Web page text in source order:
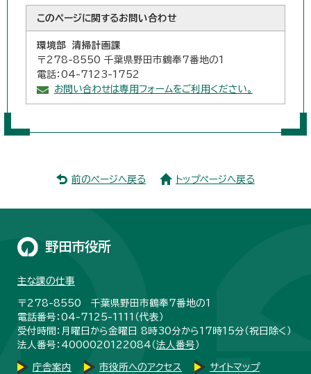
このページに関するお問い合わせ
環境部 清掃計画課
〒278-8550 千葉県野田市鶴奉7番地の1
電話：04-7123-1752
お問い合わせは専用フォームをご利用ください。
前のページへ戻る トップページへ戻る
野田市役所
主な課の仕事
〒278-8550 千葉県野田市鶴奉7番地の1
電話番号：04-7125-1111（代表）
受付時間：月曜日から金曜日 8時30分から17時15分（祝日除く）
法人番号：4000020122084（法人番号 ）
庁舎案内 市役所へのアクセス サイトマップ